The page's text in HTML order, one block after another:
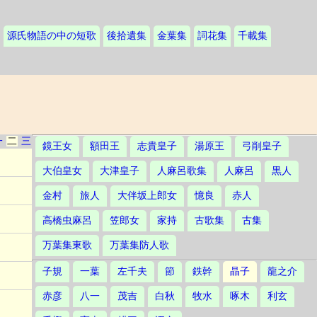
源氏物語の中の短歌 後拾遺集 金葉集 詞花集 千載集
二 三 鏡王女 額田王 志貴皇子 湯原王 弓削皇子
大伯皇女 大津皇子 人麻呂歌集 人麻呂 黒人
金村 旅人 大伴坂上郎女 憶良 赤人
高橋虫麻呂 笠郎女 家持 古歌集 古集
万葉集東歌 万葉集防人歌
子規 一葉 左千夫 節 鉄幹 晶子 龍之介
赤彦 八一 茂吉 白秋 牧水 啄木 利玄